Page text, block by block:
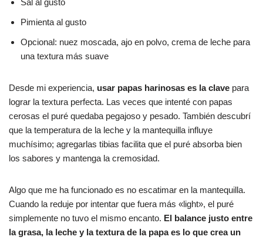
Pimienta al gusto
Opcional: nuez moscada, ajo en polvo, crema de leche para
una textura más suave
Desde mi experiencia, usar papas harinosas es la clave para
lograr la textura perfecta. Las veces que intenté con papas
cerosas el puré quedaba pegajoso y pesado. También descubrí
que la temperatura de la leche y la mantequilla influye
muchísimo; agregarlas tibias facilita que el puré absorba bien
los sabores y mantenga la cremosidad.
Algo que me ha funcionado es no escatimar en la mantequilla.
Cuando la reduje por intentar que fuera más «light», el puré
simplemente no tuvo el mismo encanto. El balance justo entre
la grasa, la leche y la textura de la papa es lo que crea un